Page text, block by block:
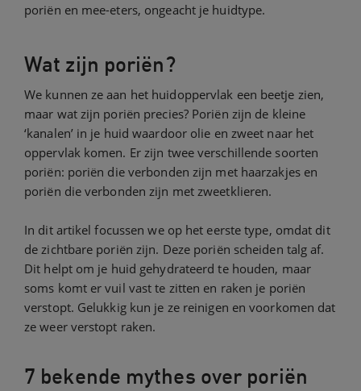
poriën en mee-eters, ongeacht je huidtype.
Wat zijn poriën?
We kunnen ze aan het huidoppervlak een beetje zien,
maar wat zijn poriën precies? Poriën zijn de kleine
‘kanalen’ in je huid waardoor olie en zweet naar het
oppervlak komen. Er zijn twee verschillende soorten
poriën: poriën die verbonden zijn met haarzakjes en
poriën die verbonden zijn met zweetklieren.
In dit artikel focussen we op het eerste type, omdat dit
de zichtbare poriën zijn. Deze poriën scheiden talg af.
Dit helpt om je huid gehydrateerd te houden, maar
soms komt er vuil vast te zitten en raken je poriën
verstopt. Gelukkig kun je ze reinigen en voorkomen dat
ze weer verstopt raken.
7 bekende mythes over poriën